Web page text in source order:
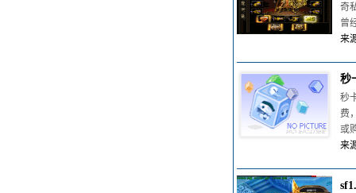
奇
曾
来
秒
秒
费
或
来